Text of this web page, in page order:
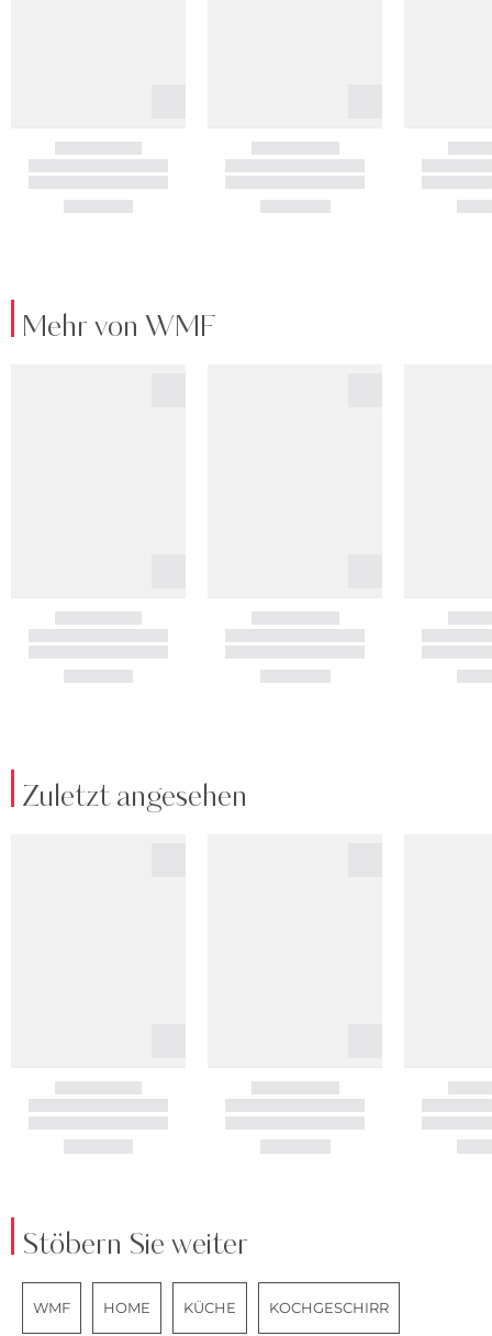
Mehr von WMF
Zuletzt angesehen
Stöbern Sie weiter
WMF HOME KÜCHE KOCHGESCHIRR